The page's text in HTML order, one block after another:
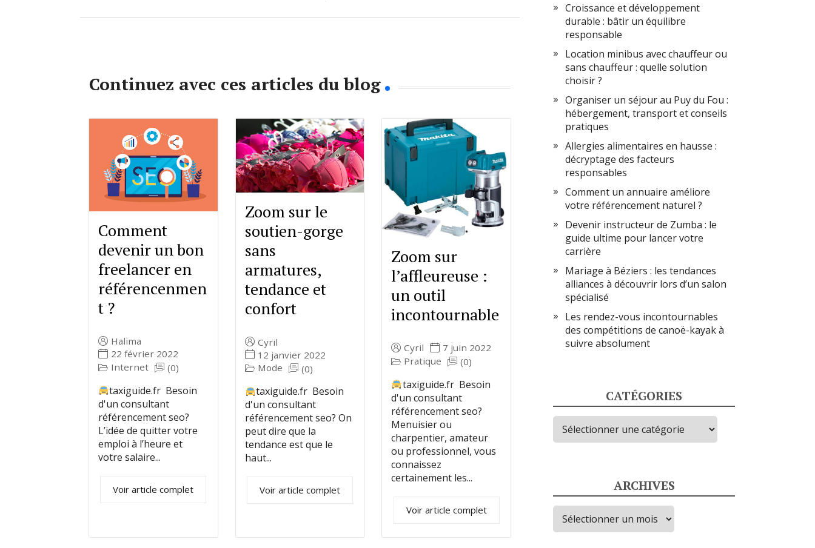
Continuez avec ces articles du blog
Comment
devenir un bon
freelancer en
référencenmen
t ?
Halima
22 février 2022
Internet
(0)
taxiguide.fr Besoin
d'un consultant
référencement seo?
L’idée de quitter votre
emploi à l’heure et
votre salaire...
Voir article complet
Zoom sur le
soutien-gorge
sans
armatures,
tendance et
confort
Cyril
12 janvier 2022
Mode
(0)
taxiguide.fr Besoin
d'un consultant
référencement seo? On
peut dire que la
tendance est que le
haut...
Voir article complet
Zoom sur
l’affleureuse :
un outil
incontournable
Cyril
7 juin 2022
Pratique
(0)
taxiguide.fr Besoin
d'un consultant
référencement seo?
Menuisier ou
charpentier, amateur
ou professionnel, vous
connaissez
certainement les...
Voir article complet
Croissance et développement
durable : bâtir un équilibre
responsable
Location minibus avec chauffeur ou
sans chauffeur : quelle solution
choisir ?
Organiser un séjour au Puy du Fou :
hébergement, transport et conseils
pratiques
Allergies alimentaires en hausse :
décryptage des facteurs
responsables
Comment un annuaire améliore
votre référencement naturel ?
Devenir instructeur de Zumba : le
guide ultime pour lancer votre
carrière
Mariage à Béziers : les tendances
alliances à découvrir lors d’un salon
spécialisé
Les rendez-vous incontournables
des compétitions de canoë-kayak à
suivre absolument
CATÉGORIES
Catégories
ARCHIVES
Archives